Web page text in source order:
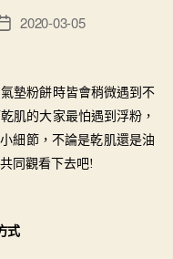
文
佈
日
期
2020-03-05
墊粉餅時皆會稍微遇到不
肌的大家最怕遇到浮粉，
細節，不論是乾肌還是油
同觀看下去吧!
式